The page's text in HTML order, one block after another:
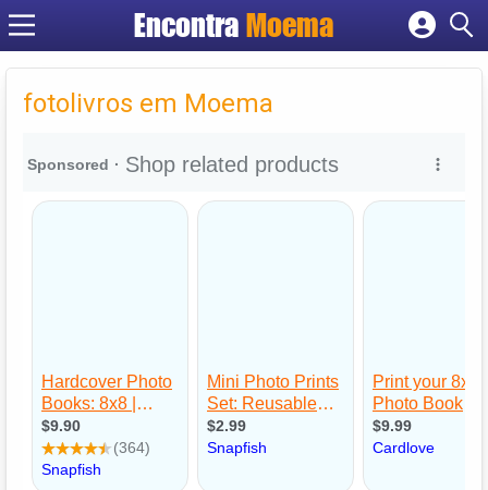
Encontra Moema
Criar conta
fotolivros em Moema